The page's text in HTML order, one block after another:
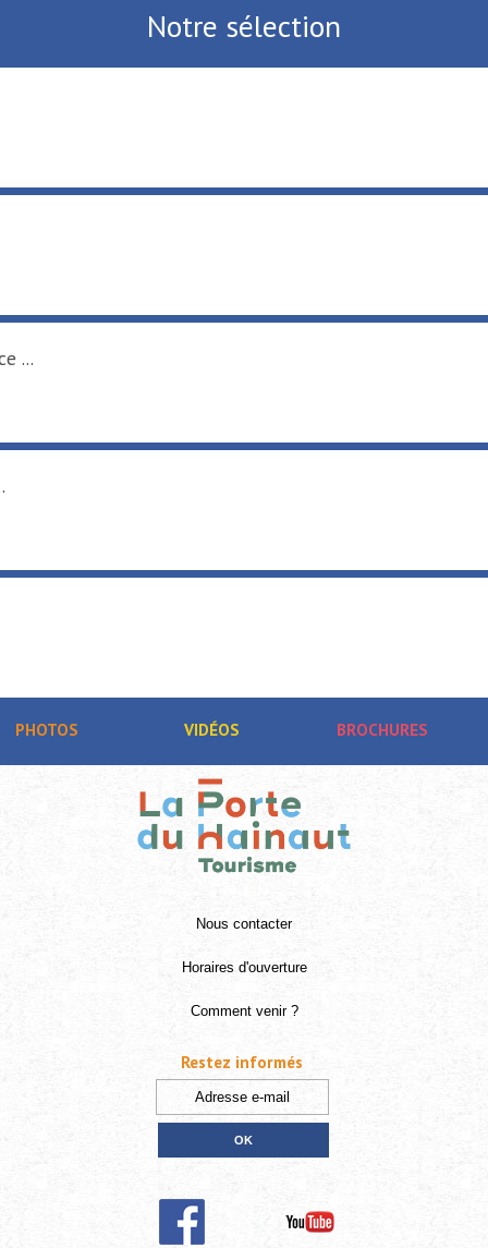
Notre sélection
...
PHOTOS VIDÉOS BROCHURES
Nous contacter
Horaires d'ouverture
Comment venir ?
Restez informés